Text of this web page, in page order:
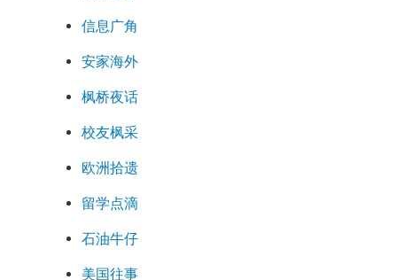
信息广角
安家海外
枫桥夜话
校友枫采
欧洲拾遗
留学点滴
石油牛仔
美国往事